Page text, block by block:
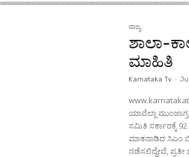
ರಾಜ್ಯ
ಶಾಲಾ-
ಮಾಹಿತಿ
Karnataka Tv -
ಯಾವೆಲ್ಲಾ
ಸಮಿತಿ ಸರ್ಕಾರಕ್ಕೆ
ಮಾತನಾಡಿದ ಸಿಎಂ
ನಡೆಸಲಿದ್ದೇವೆ, ಪ್ರತೀ